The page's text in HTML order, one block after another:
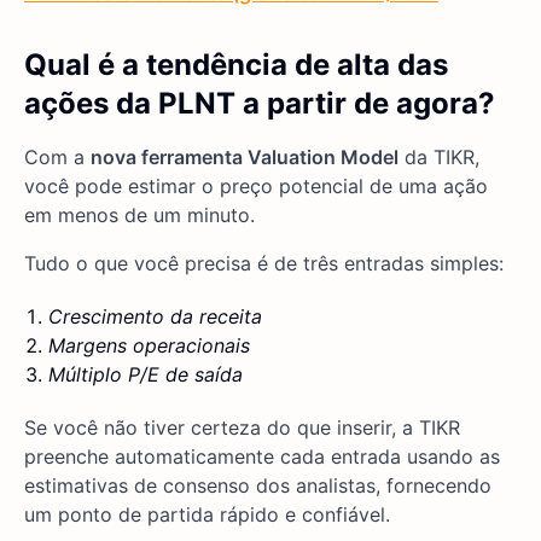
Qual é a tendência de alta das
ações da PLNT a partir de agora?
Com a nova ferramenta Valuation Model da TIKR,
você pode estimar o preço potencial de uma ação
em menos de um minuto.
Tudo o que você precisa é de três entradas simples:
Crescimento da receita
Margens operacionais
Múltiplo P/E de saída
Se você não tiver certeza do que inserir, a TIKR
preenche automaticamente cada entrada usando as
estimativas de consenso dos analistas, fornecendo
um ponto de partida rápido e confiável.